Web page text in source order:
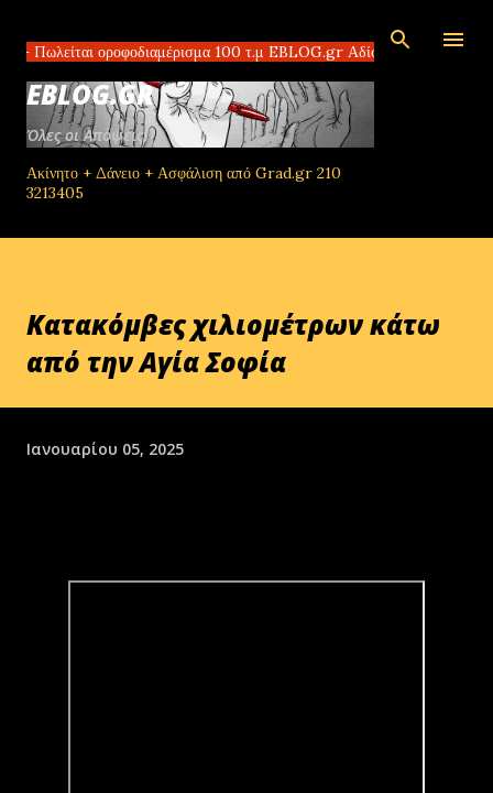
100 τ.μ EBLOG.gr Αδίστακτοι διακινητές στο
EBLOG.GR
Όλες οι Απόψεις!
Ακίνητο + Δάνειο + Ασφάλιση από Grad.gr 210
3213405
Κατακόμβες χιλιομέτρων κάτω
από την Αγία Σοφία
Ιανουαρίου 05, 2025